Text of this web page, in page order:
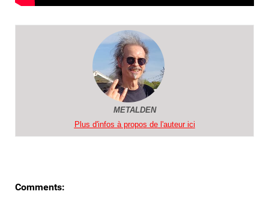
METALDEN
Plus d'infos à propos de l'auteur ici
Comments: